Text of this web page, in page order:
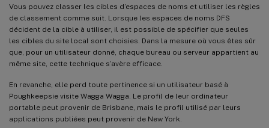
Vous pouvez classer les cibles d’espaces de noms et utiliser les règles
de classement comme suit. Lorsque les espaces de noms DFS
décident de la cible à utiliser, il est possible de spécifier que seules
les cibles du site local sont choisies. Dans la mesure où vous êtes sûr
que, pour un utilisateur donné, chaque bureau ou serveur appartient au
même site, cette technique s’avère efficace.
En revanche, elle perd toute pertinence si un utilisateur basé à
Poughkeepsie visite Wagga Wagga. Le profil de leur ordinateur
portable peut provenir de Brisbane, mais le profil utilisé par leurs
applications publiées peut provenir de New York.